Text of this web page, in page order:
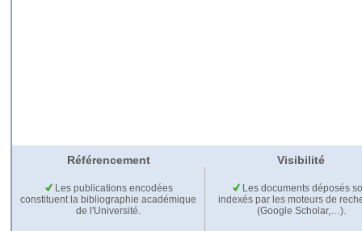
Référencement Visibilité
Les publications encodées
constituent la bibliographie académique
de l'Université.
Les documents déposés
indexés par les moteurs de
(Google Scholar,…).